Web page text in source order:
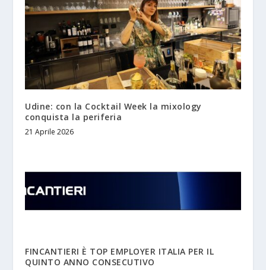
Udine: con la Cocktail Week la mixology
conquista la periferia
21 Aprile 2026
FINCANTIERI È TOP EMPLOYER ITALIA PER IL
QUINTO ANNO CONSECUTIVO